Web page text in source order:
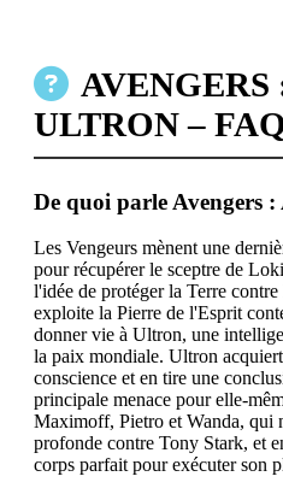
AVENGERS
ULTRON –
De quoi parle Avengers
Les Vengeurs mènent une
pour récupérer le sceptre de
l'idée de protéger la Terre contre
exploite la Pierre de l'Esprit
donner vie à Ultron, une
la paix mondiale. Ultron
conscience et en tire une
principale menace pour elle-
Maximoff, Pietro et Wanda, qui
profonde contre Tony Stark, et
corps parfait pour exécuter son